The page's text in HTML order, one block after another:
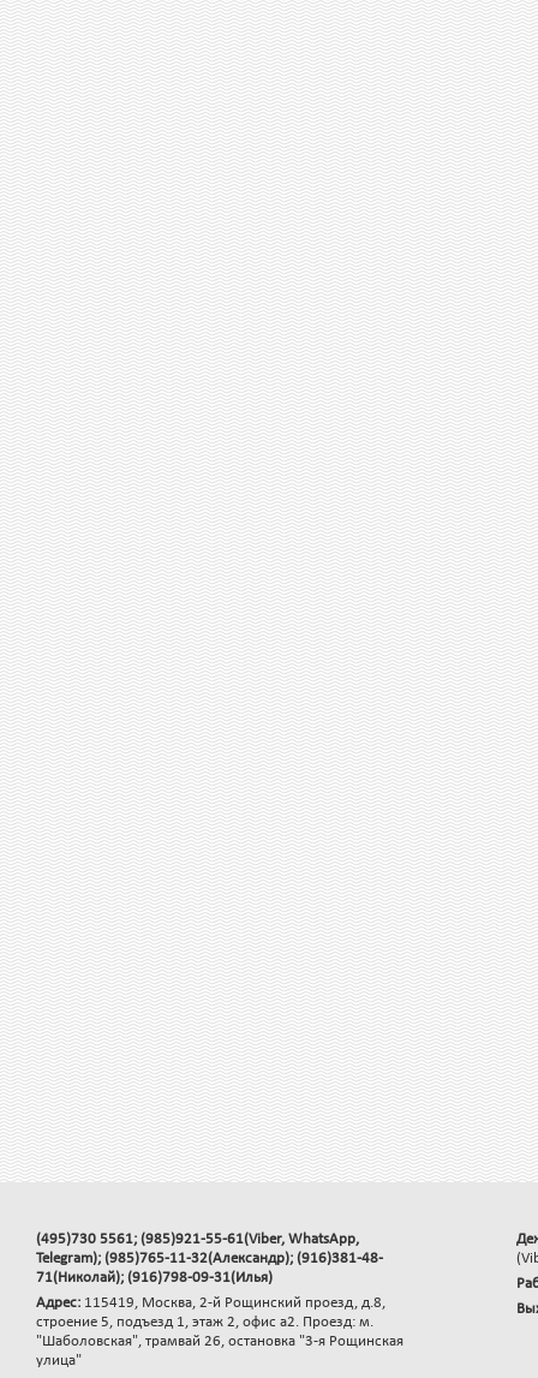
(495)730 5561; (985)921-55-61(Viber, WhatsApp,
Telegram); (985)765-11-32(Александр); (916)381-48-
71(Николай); (916)798-09-31(Илья)
Адрес: 115419, Москва, 2-й Рощинский проезд, д.8,
строение 5, подъезд 1, этаж 2, офис а2. Проезд: м.
"Шаболовская", трамвай 26, остановка "3-я Рощинская
улица"